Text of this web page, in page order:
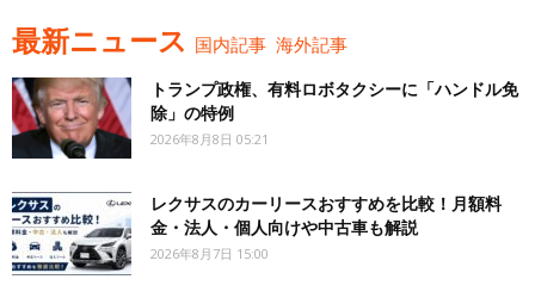
最新ニュース 国内記事 海外記事
トランプ政権、有料ロボタクシーに「ハンドル免
除」の特例
2026年8月8日 05:21
レクサスのカーリースおすすめを比較！月額料
金・法人・個人向けや中古車も解説
2026年8月7日 15:00